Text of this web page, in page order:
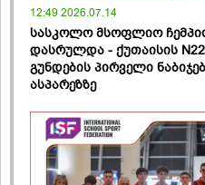
12:49 2026.07.14
სასკოლო მსოფლიო
დასრულდა - ქუთაისის
გუნდების პირველი
ასპარეზზე